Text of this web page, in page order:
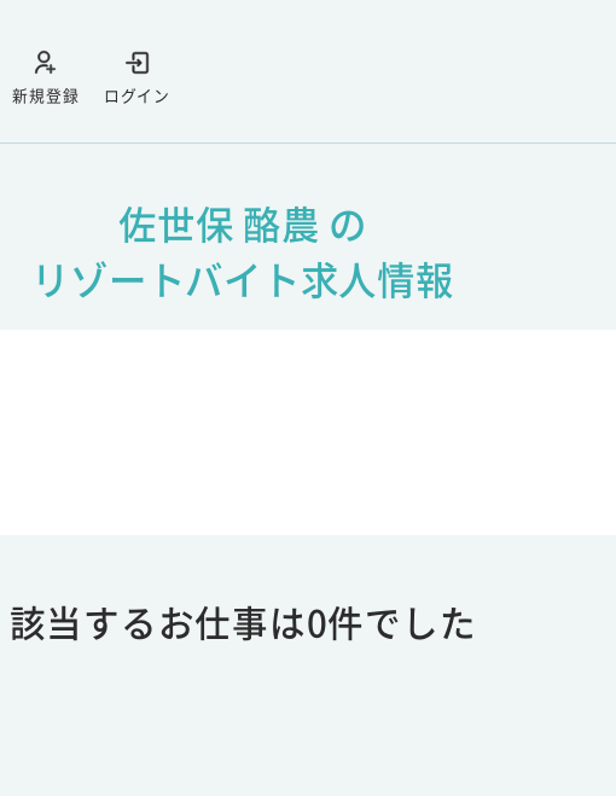
ログイン
新規登録
佐世保 酪農 の
リゾートバイト求人情報
該当するお仕事は0件でした